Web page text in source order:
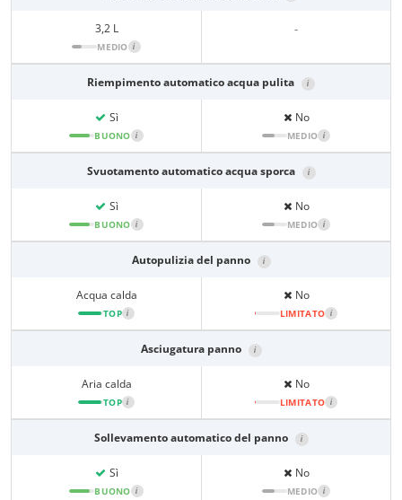
3,2 L
MEDIO i
-
Riempimento automatico acqua pulita i
Sì
BUONO i
No
MEDIO i
Svuotamento automatico acqua sporca i
Sì
BUONO i
No
MEDIO i
Autopulizia del panno i
Acqua calda
TOP i
No
LIMITATO i
Asciugatura panno i
Aria calda
TOP i
No
LIMITATO i
Sollevamento automatico del panno i
Sì
BUONO i
No
MEDIO i